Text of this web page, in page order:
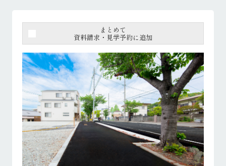
まとめて
資料請求・見学予約に追加